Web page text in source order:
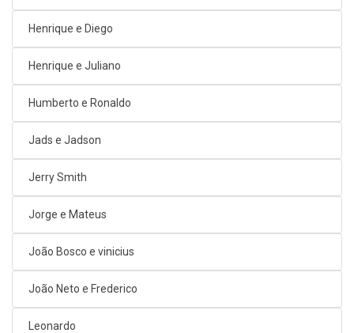
Henrique e Diego
Henrique e Juliano
Humberto e Ronaldo
Jads e Jadson
Jerry Smith
Jorge e Mateus
João Bosco e vinicius
João Neto e Frederico
Leonardo